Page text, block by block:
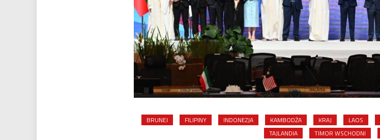
BRUNEI FILIPINY INDONEZJA KAMBODŻA KRAJ LAOS
TAJLANDIA
TIMOR WSCHODNI